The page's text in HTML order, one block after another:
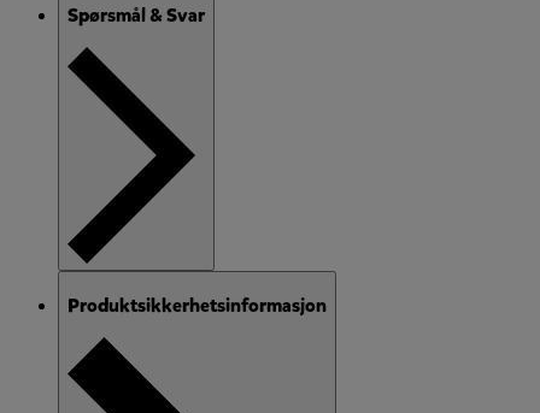
Spørsmål & Svar
Produktsikkerhetsinformasjon